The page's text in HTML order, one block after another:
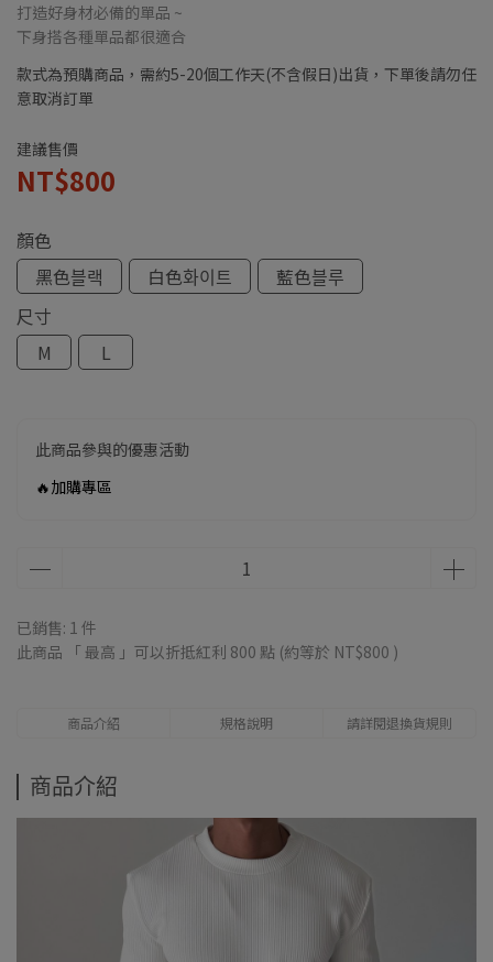
打造好身材必備的單品 ~
下身搭各種單品都很適合
款式為預購商品，需約5-20個工作天(不含假日)出貨，下單後請勿任
意取消訂單
建議售價
NT$800
顏色
黑色블랙
白色화이트
藍色블루
尺寸
M
L
此商品參與的優惠活動
🔥加購專區
已銷售: 1 件
此商品 「 最高 」可以折抵紅利 800 點 (約等於 NT$800 )
商品介紹 規格說明 請詳閱退換貨規則
商品介紹